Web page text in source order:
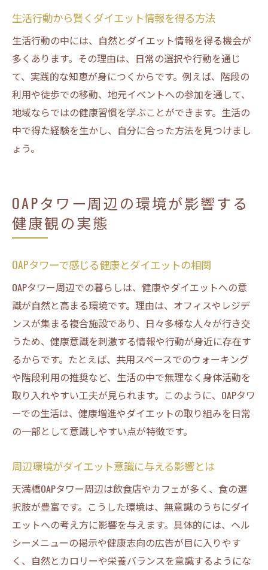
生活行動から賢くダイエット情報を得る方法
生活行動の中には、自然とダイエット情報を得る機会が
多くあります。その理由は、日常の選択や行動を通じ
て、実践的な知恵が身につくからです。例えば、階段の
利用や徒歩での移動、地元イベントへの参加を通して、
地域ならではの健康習慣を学ぶことができます。生活の
中で得た経験を生かし、自分に合った方法を見つけまし
ょう。
OAPタワー周辺の環境が影響する
健康観の実態
OAPタワーで感じる健康とダイエットの相関
OAPタワー周辺での暮らしは、健康やダイエットへの意
識が自然と高まる環境です。理由は、オフィスやレジデ
ンスが集まる複合施設であり、日々多様な人々が行き交
うため、健康意識を刺激する情報や行動が身近に存在す
るからです。たとえば、共用スペースでのウォーキング
や階段利用の推奨など、生活の中で無理なく身体活動を
取り入れやすい工夫が見られます。このように、OAPタワ
ーでの生活は、健康増進やダイエットの取り組みを日常
の一部として意識しやすい点が特徴です。
周辺環境がダイエット意識に与える影響とは
天満橋OAPタワー周辺は飲食店やカフェが多く、食の選
択肢が豊富です。こうした環境は、無意識のうちにダイ
エットへの考え方に影響を与えます。具体的には、ヘル
シーメニューの掲示や健康志向の広告が目に入りやす
く、自然とカロリーや栄養バランスを意識するようにな